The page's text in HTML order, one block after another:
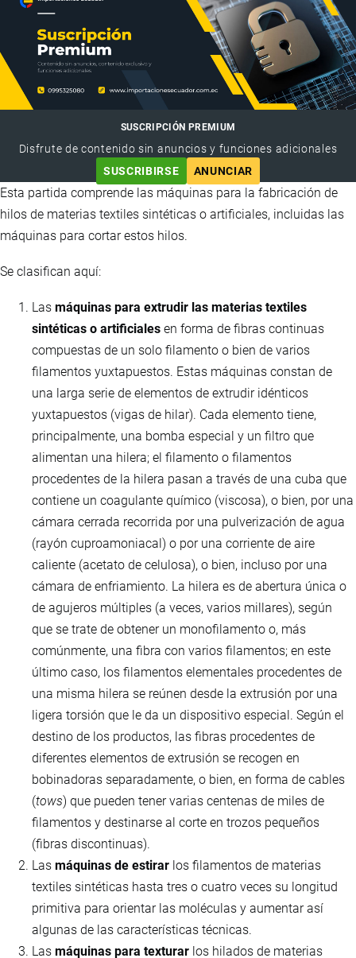
SUSCRIPCIÓN PREMIUM
Disfrute de contenido sin anuncios y funciones adicionales
SUSCRIBIRSE
ANUNCIAR
Esta partida comprende las máquinas para la fabricación de
hilos de materias textiles sintéticas o artificiales, incluidas las
máquinas para cortar estos hilos.
Se clasifican aquí:
Las máquinas para extrudir las materias textiles
sintéticas o artificiales en forma de fibras continuas
compuestas de un solo filamento o bien de varios
filamentos yuxtapuestos. Estas máquinas constan de
una larga serie de elementos de extrudir idénticos
yuxtapuestos (vigas de hilar). Cada elemento tiene,
principalmente, una bomba especial y un filtro que
alimentan una hilera; el filamento o filamentos
procedentes de la hilera pasan a través de una cuba que
contiene un coagulante químico (viscosa), o bien, por una
cámara cerrada recorrida por una pulverización de agua
(rayón cuproamoniacal) o por una corriente de aire
caliente (acetato de celulosa), o bien, incluso por una
cámara de enfriamiento. La hilera es de abertura única o
de agujeros múltiples (a veces, varios millares), según
que se trate de obtener un monofilamento o, más
comúnmente, una fibra con varios filamentos; en este
último caso, los filamentos elementales procedentes de
una misma hilera se reúnen desde la extrusión por una
ligera torsión que le da un dispositivo especial. Según el
destino de los productos, las fibras procedentes de
diferentes elementos de extrusión se recogen en
bobinadoras separadamente, o bien, en forma de cables
(tows) que pueden tener varias centenas de miles de
filamentos y destinarse al corte en trozos pequeños
(fibras discontinuas).
Las máquinas de estirar los filamentos de materias
textiles sintéticas hasta tres o cuatro veces su longitud
primitiva para orientar las moléculas y aumentar así
algunas de las características técnicas.
Las máquinas para texturar los hilados de materias